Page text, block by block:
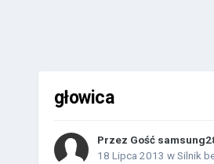
głowica
Przez Gość
18 Lipca 2013 w Silnik